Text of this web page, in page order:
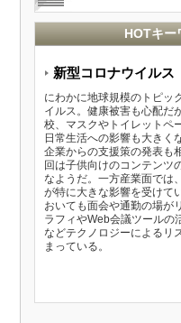
HOTキー
新型コロナウイルス
にわかに地球規模のトピッ
イルス。健康被害も心配だ
校、マスクやトイレットペ
日常生活への影響も大きく
企業からの支援策の発表も
回は子供向けのコンテンツ
なようだ。一方産業面では
が特に大きな影響を受けて
おいても面会や通勤の場が
ラフィやWeb会議ツールの
などテクノロジーによるリ
まっている。